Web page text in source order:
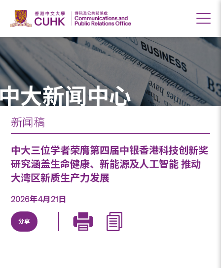
大新闻中心
新闻稿
中大三位学者荣膺第四届中银香港科技创新奖
研究涵盖生命健康、新能源及人工智能 推动
大湾区新质生产力发展
2026年4月21日
分享